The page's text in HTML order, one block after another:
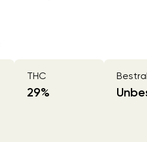
THC
29%